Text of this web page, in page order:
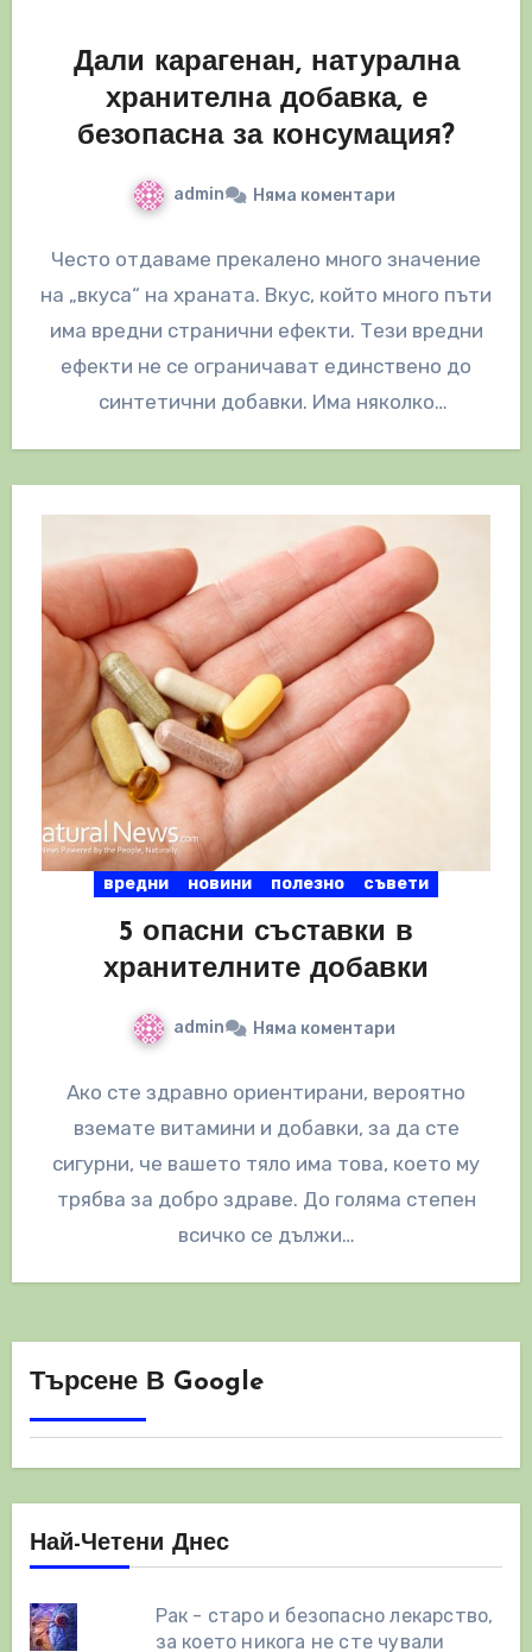
Дали карагенан, натурална
хранителна добавка, е
безопасна за консумация?
admin Няма коментари
Често отдаваме прекалено много значение
на „вкуса“ на храната. Вкус, който много пъти
има вредни странични ефекти. Тези вредни
ефекти не се ограничават единствено до
синтетични добавки. Има няколко
вредни новини полезно съвети
5 опасни съставки в
хранителните добавки
admin Няма коментари
Ако сте здравно ориентирани, вероятно
вземате витамини и добавки, за да сте
сигурни, че вашето тяло има това, което му
трябва за добро здраве. До голяма степен
всичко се дължи…
Търсене В Google
Най-Четени Днес
Рак - старо и безопасно лекарство,
за което никога не сте чували